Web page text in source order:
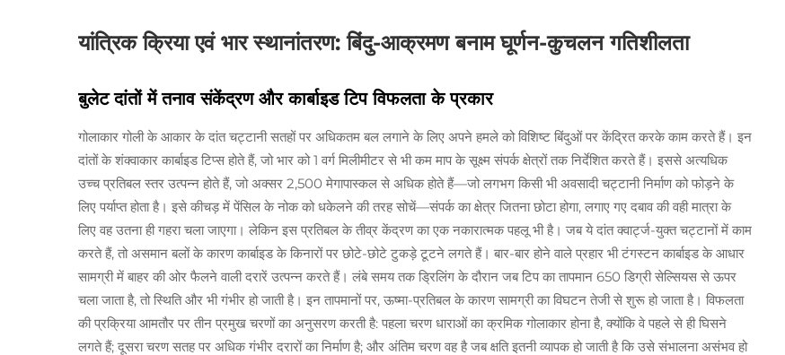
यांत्रिक क्रिया एवं भार स्थानांतरण: बिंदु-आक्रमण बनाम घूर्णन-कुचलन गतिशीलता
बुलेट दांतों में तनाव संकेंद्रण और कार्बाइड टिप विफलता के प्रकार
गोलाकार गोली के आकार के दांत चट्टानी सतहों पर अधिकतम बल लगाने के लिए अपने हमले को विशिष्ट बिंदुओं पर केंद्रित करके काम करते हैं। इन
दांतों के शंक्वाकार कार्बाइड टिप्स होते हैं, जो भार को 1 वर्ग मिलीमीटर से भी कम माप के सूक्ष्म संपर्क क्षेत्रों तक निर्देशित करते हैं। इससे अत्यधिक
उच्च प्रतिबल स्तर उत्पन्न होते हैं, जो अक्सर 2,500 मेगापास्कल से अधिक होते हैं—जो लगभग किसी भी अवसादी चट्टानी निर्माण को फोड़ने के
लिए पर्याप्त होता है। इसे कीचड़ में पेंसिल के नोक को धकेलने की तरह सोचें—संपर्क का क्षेत्र जितना छोटा होगा, लगाए गए दबाव की वही मात्रा के
लिए वह उतना ही गहरा चला जाएगा। लेकिन इस प्रतिबल के तीव्र केंद्रण का एक नकारात्मक पहलू भी है। जब ये दांत क्वार्ट्ज-युक्त चट्टानों में काम
करते हैं, तो असमान बलों के कारण कार्बाइड के किनारों पर छोटे-छोटे टुकड़े टूटने लगते हैं। बार-बार होने वाले प्रहार भी टंगस्टन कार्बाइड के आधार
सामग्री में बाहर की ओर फैलने वाली दरारें उत्पन्न करते हैं। लंबे समय तक ड्रिलिंग के दौरान जब टिप का तापमान 650 डिग्री सेल्सियस से ऊपर
चला जाता है, तो स्थिति और भी गंभीर हो जाती है। इन तापमानों पर, ऊष्मा-प्रतिबल के कारण सामग्री का विघटन तेजी से शुरू हो जाता है। विफलता
की प्रक्रिया आमतौर पर तीन प्रमुख चरणों का अनुसरण करती है: पहला चरण धाराओं का क्रमिक गोलाकार होना है, क्योंकि वे पहले से ही घिसने
लगते हैं; दूसरा चरण सतह पर अधिक गंभीर दरारों का निर्माण है; और अंतिम चरण वह है जब क्षति इतनी व्यापक हो जाती है कि उसे संभालना असंभव हो